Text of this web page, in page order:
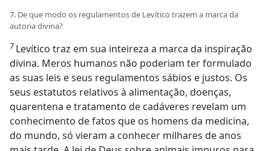
7. De que modo os regulamentos de Levítico trazem a marca da
autoria divina?
7 Levítico traz em sua inteireza a marca da inspiração
divina. Meros humanos não poderiam ter formulado
as suas leis e seus regulamentos sábios e justos. Os
seus estatutos relativos à alimentação, doenças,
quarentena e tratamento de cadáveres revelam um
conhecimento de fatos que os homens da medicina,
do mundo, só vieram a conhecer milhares de anos